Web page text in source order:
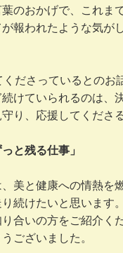
のおかげで、これま
報われたような気がし
ださっているとのお
けていられるのは、
り、応援してくださ
と残る仕事」
美と健康への情熱を
続けたいと思います。
合いの方をご紹介く
ございました。